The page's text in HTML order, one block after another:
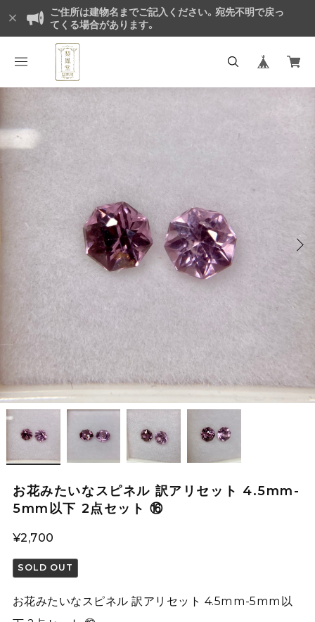
ご住所は建物名までご記入ください。宛先不明で戻っ
てくる場合があります。
お花みたいなスピネル 訳アリセット 4.5mm-
5mm以下 2点セット ⑯
¥2,700
SOLD OUT
お花みたいなスピネル 訳アリセット 4.5mm-5mm以